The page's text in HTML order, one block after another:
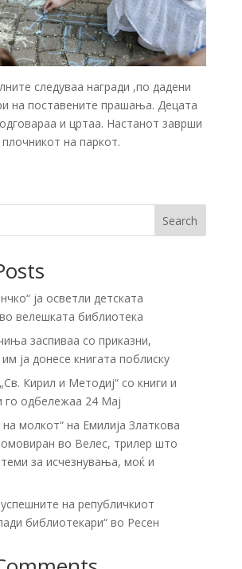
следуваа награди ,по дадени
на поставените прашања. Децата
и цртаа. Настанот заврши
на паркот.
Search
ја осветли детската
велешката библиотека
заспиваа со приказни,
ја донесе книгата поблиску
Кирил и Методиј“ со книги и
го одбележаа 24 Мај
молкот“ на Емилија Златкова
во Велес, трилер што
за исчезнувања, моќ и
на републичкиот
библиотекари“ во Ресен